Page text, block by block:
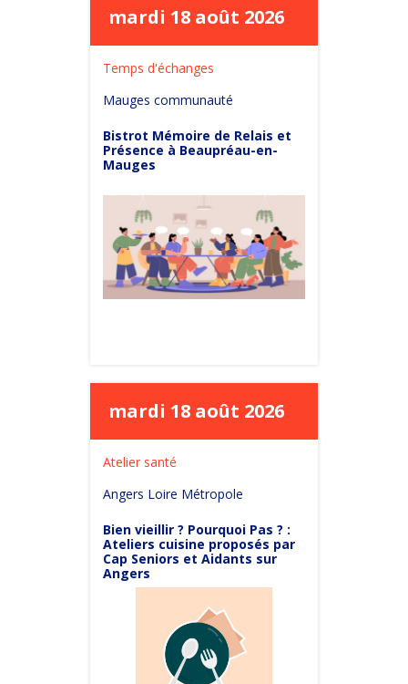
mardi 18 août 2026
Temps d'échanges
Mauges communauté
Bistrot Mémoire de Relais et
Présence à Beaupréau-en-
Mauges
mardi 18 août 2026
Atelier santé
Angers Loire Métropole
Bien vieillir ? Pourquoi Pas ? :
Ateliers cuisine proposés par
Cap Seniors et Aidants sur
Angers